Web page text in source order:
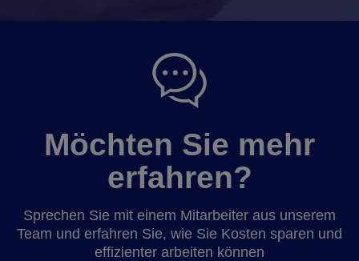
Möchten Sie mehr
erfahren?
Sprechen Sie mit einem Mitarbeiter aus unserem
Team und erfahren Sie, wie Sie Kosten sparen und
effizienter arbeiten können